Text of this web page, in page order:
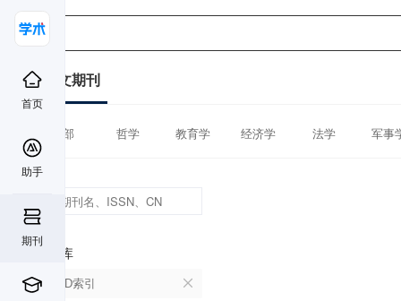
首页
助手
期刊
中文期刊
全部 哲学 教育学 经济学 法学 军事
数据库
CSCD索引